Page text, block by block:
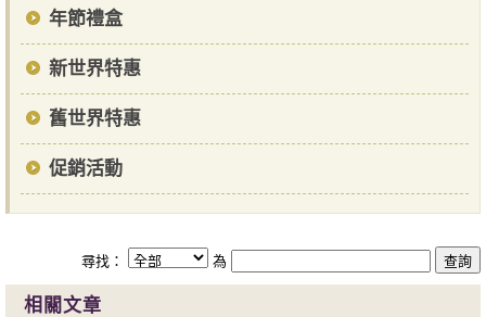
年節禮盒
新世界特惠
舊世界特惠
促銷活動
尋找： 為
相關文章